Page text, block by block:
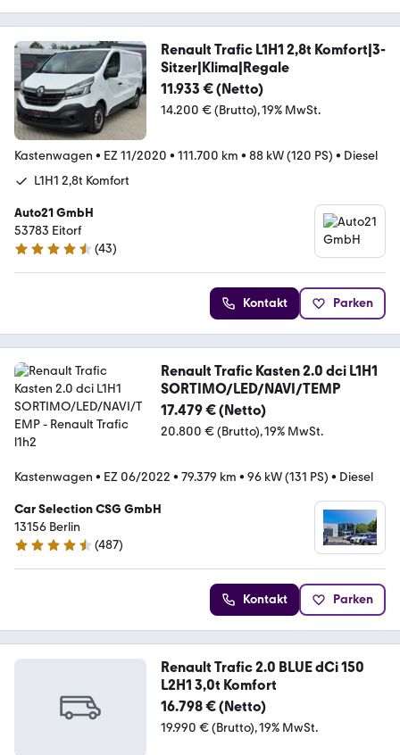
Renault Trafic L1H1 2,8t Komfort|3-
Sitzer|Klima|Regale
11.933 € (Netto)
14.200 € (Brutto) 19% MwSt.
Kastenwagen • EZ 11/2020 • 111.700 km • 88 kW (120 PS) • Diesel
L1H1 2,8t Komfort
Auto21 GmbH
53783 Eitorf
4.7 Sterne
(43)
Kontakt Parken
Renault Trafic Kasten 2.0 dci L1H1
SORTIMO/LED/NAVI/TEMP
17.479 € (Netto)
20.800 € (Brutto) 19% MwSt.
Kastenwagen • EZ 06/2022 • 79.379 km • 96 kW (131 PS) • Diesel
Car Selection CSG GmbH
13156 Berlin
4.4 Sterne
(487)
Kontakt Parken
Renault Trafic 2.0 BLUE dCi 150
L2H1 3,0t Komfort
16.798 € (Netto)
19.990 € (Brutto) 19% MwSt.